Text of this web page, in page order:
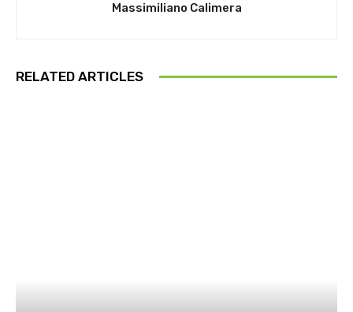
Massimiliano Calimera
RELATED ARTICLES